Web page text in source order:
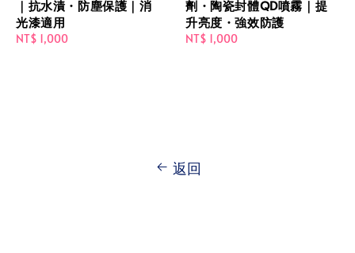
｜抗水漬・防塵保護｜消
光漆適用
Regular
NT$ 1,000
劑・陶瓷封體QD噴霧｜提
升亮度・強效防護
Regular
NT$ 1,000
返回